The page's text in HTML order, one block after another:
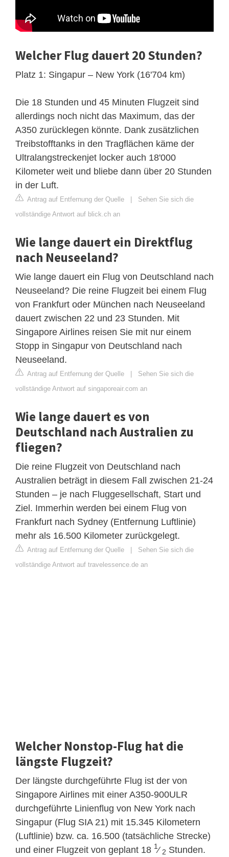
Welcher Flug dauert 20 Stunden?
Platz 1: Singapur – New York (16'704 km)
Die 18 Stunden und 45 Minuten Flugzeit sind
allerdings noch nicht das Maximum, das der
A350 zurücklegen könnte. Dank zusätzlichen
Treibstofftanks in den Tragflächen käme der
Ultralangstreckenjet locker auch 18'000
Kilometer weit und bliebe dann über 20 Stunden
in der Luft.
Antrag auf Entfernung der Quelle | Sehen Sie sich die
vollständige Antwort auf blick.ch an
Wie lange dauert ein Direktflug
nach Neuseeland?
Wie lange dauert ein Flug von Deutschland nach
Neuseeland? Die reine Flugzeit bei einem Flug
von Frankfurt oder München nach Neuseeland
dauert zwischen 22 und 23 Stunden. Mit
Singapore Airlines reisen Sie mit nur einem
Stopp in Singapur von Deutschland nach
Neuseeland.
Antrag auf Entfernung der Quelle | Sehen Sie sich die
vollständige Antwort auf singaporeair.com an
Wie lange dauert es von
Deutschland nach Australien zu
fliegen?
Die reine Flugzeit von Deutschland nach
Australien beträgt in diesem Fall zwischen 21-24
Stunden – je nach Fluggesellschaft, Start und
Ziel. Immerhin werden bei einem Flug von
Frankfurt nach Sydney (Entfernung Luftlinie)
mehr als 16.500 Kilometer zurückgelegt.
Antrag auf Entfernung der Quelle | Sehen Sie sich die
vollständige Antwort auf travelessence.de an
Welcher Nonstop-Flug hat die
längste Flugzeit?
Der längste durchgeführte Flug ist der von
Singapore Airlines mit einer A350-900ULR
durchgeführte Linienflug von New York nach
Singapur (Flug SIA 21) mit 15.345 Kilometern
(Luftlinie) bzw. ca. 16.500 (tatsächliche Strecke)
und einer Flugzeit von geplant 18 1⁄ 2 Stunden.